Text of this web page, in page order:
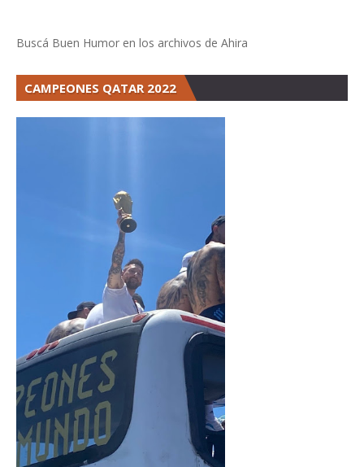
Buscá Buen Humor en los archivos de Ahira
CAMPEONES QATAR 2022